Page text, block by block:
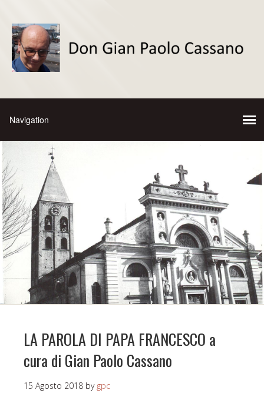
LA PAROLA DI PAPA FRANCESCO a
cura di Gian Paolo Cassano
15 Agosto 2018 by gpc